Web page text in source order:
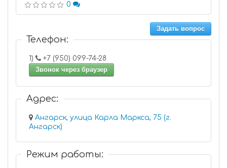
0
Задать вопрос
Телефон:
1)
+7 (950) 099-74-28
Звонок через браузер
Адрес:
Ангарск, улица Карла Маркса, 75 (г.
Ангарск)
Режим работы: